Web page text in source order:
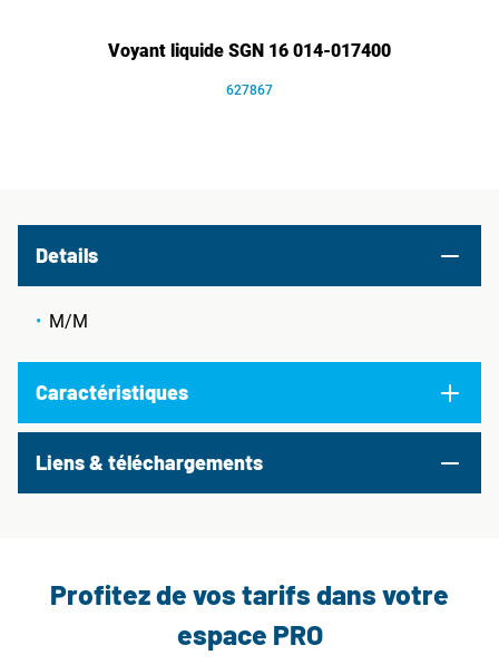
Voyant liquide SGN 16 014-017400
627867
Details
M/M
Caractéristiques
Liens & téléchargements
Profitez de vos tarifs dans votre
espace PRO